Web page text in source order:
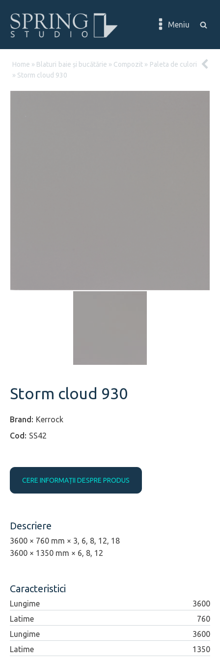
Meniu
Home » Blaturi baie și bucătărie » Compozit » Paleta de culori
» Storm cloud 930
Storm cloud 930
Kerrock
SS42
CERE INFORMAȚII DESPRE PRODUS
Descriere
3600 × 760 mm × 3, 6, 8, 12, 18
3600 × 1350 mm × 6, 8, 12
Caracteristici
Lungime
3600
Latime
760
Lungime
3600
Latime
1350